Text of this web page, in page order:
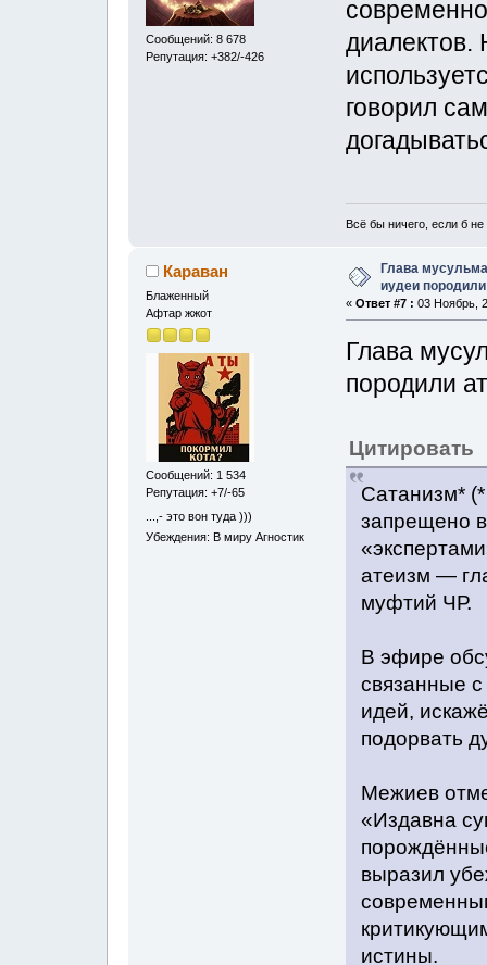
Сообщений: 8 678
Репутация: +382/-426
диалектов.
говорил
Всё бы ничего, если б не
Караван
Блаженный
Афтар жжот
Сообщений: 1 534
Репутация: +7/-65
...,- это вон туда )))
Убеждения: В миру Агностик
Глава
иудеи
« Ответ #7 : 03 Ноябрь,
Глава
породили
Цитировать
Сатанизм*
запрещено
атеизм —
муфтий ЧР.
В эфире
связанные
идей,
подорвать
Межиев
«Издавна
выразил
истины.